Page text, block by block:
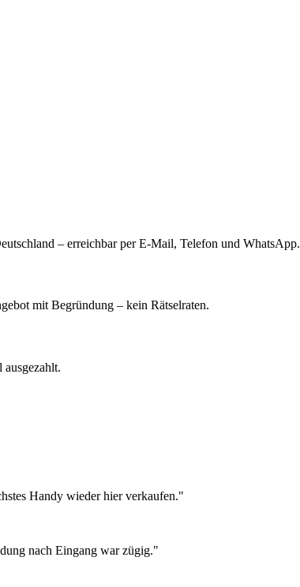
– erreichbar per E-Mail, Telefon und WhatsApp.
mit Begründung – kein Rätselraten.
Handy wieder hier verkaufen."
nach Eingang war zügig."